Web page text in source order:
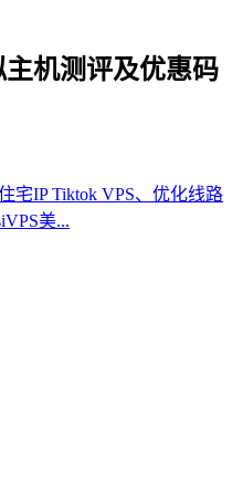
主机测评及优惠码
宅IP Tiktok VPS、优化线路
美...